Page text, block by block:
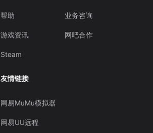
帮助
游戏资讯
Steam
业务咨询
网吧合作
友情链接
网易MuMu模拟器
网易UU远程